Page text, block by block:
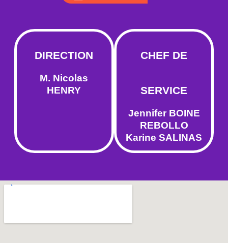
DIRECTION
M. Nicolas
HENRY
CHEF DE
SERVICE
Jennifer BOINE
REBOLLO
Karine SALINAS